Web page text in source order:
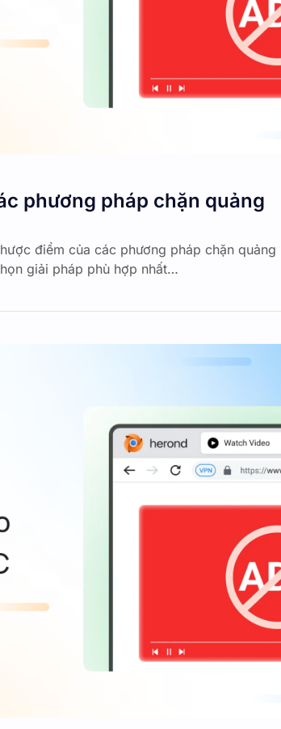
phương pháp chặn quảng
điểm của các phương pháp chặn quảng
giải pháp phù hợp nhất…